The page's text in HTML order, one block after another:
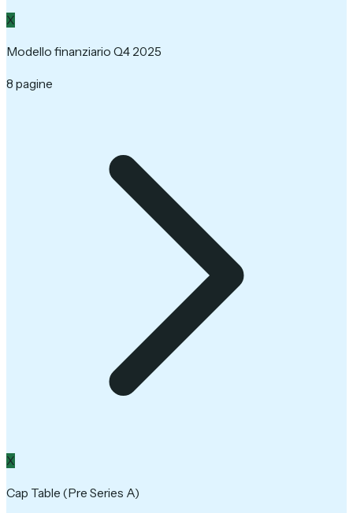
X
Modello finanziario Q4 2025
8 pagine
X
Cap Table (Pre Series A)